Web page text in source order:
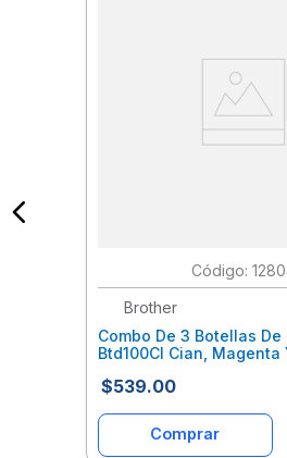
:
Brother
Combo De 3 Botellas
Btd100Cl Cian, Magenta
$539.00
Comprar